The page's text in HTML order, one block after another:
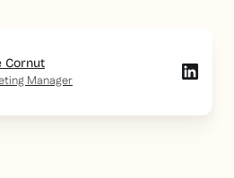
Cornut
Manager